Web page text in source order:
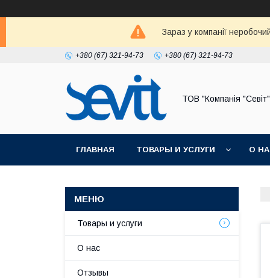
Зараз у компанії
+380 (67) 321-94-73 +380 (67) 321-94-73
ТОВ "Компанія "Севіт"
ГЛАВНАЯ ТОВАРЫ И УСЛУГИ О
Товары и услуги
О нас
Отзывы